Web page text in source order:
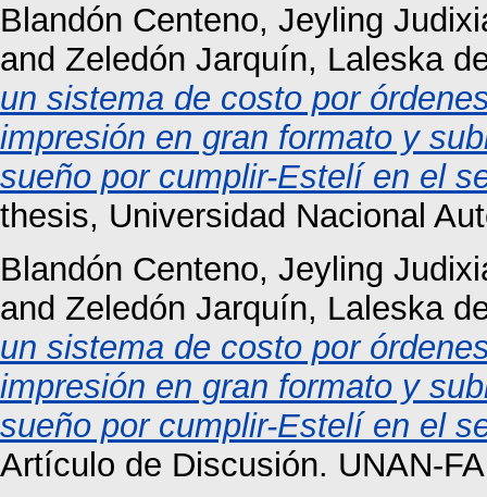
Blandón Centeno, Jeyling
and Zeledón Jarquín, Laleska
un sistema de costo por
impresión en gran formato y
sueño por cumplir-Estelí en el
thesis, Universidad Nacional
Blandón Centeno, Jeyling
and Zeledón Jarquín, Laleska
un sistema de costo por
impresión en gran formato y
sueño por cumplir-Estelí en el
Artículo de Discusión. UNAN-